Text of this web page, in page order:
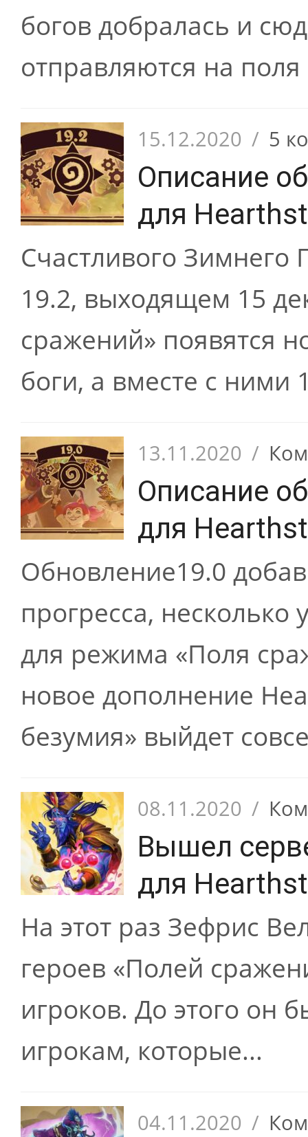
богов добралась и
отправляются на
15.12.2020 / 5
Описание
для
Счастливого
19.2, выходящем 15
сражений» появятся
боги, а вместе с ними
13.11.2020 /
Описание
для
Обновление19.0
прогресса,
для режима «Поля
новое дополнение
безумия» выйдет
08.11.2020 /
Вышел
для
На этот раз Зефрис
героев «Полей
игроков. До этого он
игрокам, которые...
04.11.2020 /